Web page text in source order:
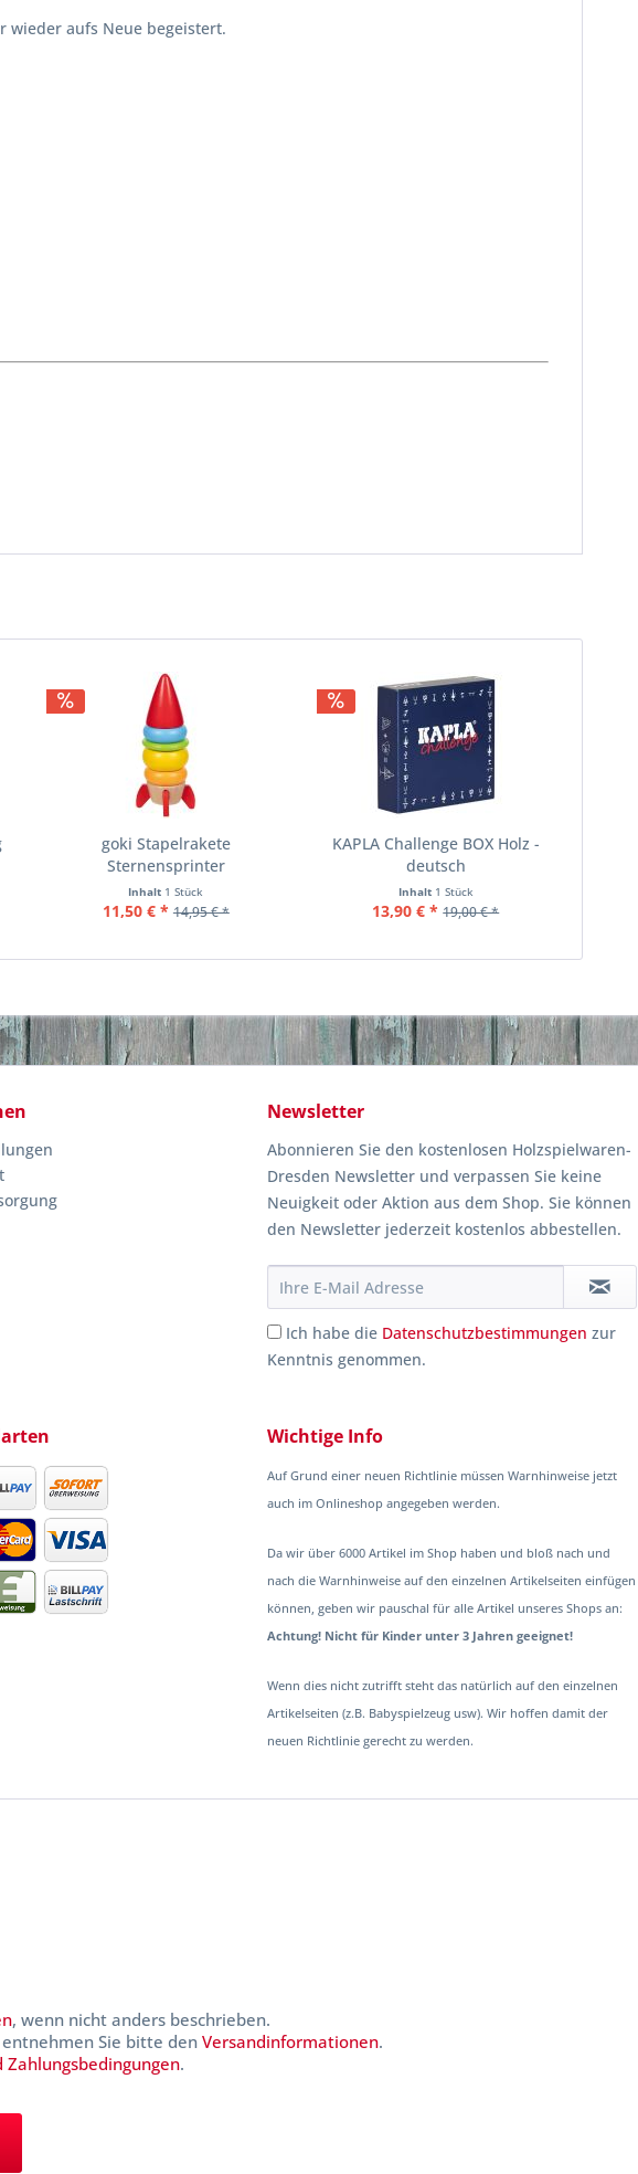
wieder aufs Neue begeistert.
goki Stapelrakete
Sternensprinter
Inhalt 1 Stück
11,50 € * 14,95 € *
KAPLA Challenge BOX Holz -
deutsch
Inhalt 1 Stück
13,90 € * 19,00 € *
Newsletter
Abonnieren Sie den kostenlosen Holzspielwaren-
Dresden Newsletter und verpassen Sie keine
Neuigkeit oder Aktion aus dem Shop. Sie können
den Newsletter jederzeit kostenlos abbestellen.
Ich habe die Datenschutzbestimmungen zur
Kenntnis genommen.
Wichtige Info
Auf Grund einer neuen Richtlinie müssen Warnhinweise jetzt
auch im Onlineshop angegeben werden.
Da wir über 6000 Artikel im Shop haben und bloß nach und
nach die Warnhinweise auf den einzelnen Artikelseiten einfügen
können, geben wir pauschal für alle Artikel unseres Shops an:
Achtung! Nicht für Kinder unter 3 Jahren geeignet!
Wenn dies nicht zutrifft steht das natürlich auf den einzelnen
Artikelseiten (z.B. Babyspielzeug usw). Wir hoffen damit der
neuen Richtlinie gerecht zu werden.
, wenn nicht anders beschrieben.
Sie bitte den Versandinformationen.
Zahlungsbedingungen.